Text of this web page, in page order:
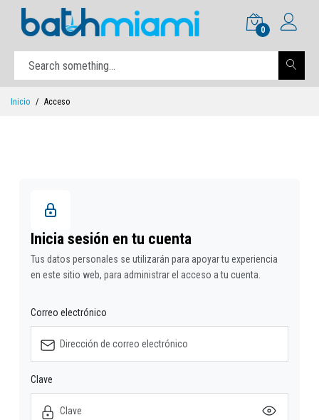
0
Inicio Acceso
Inicia sesión en tu cuenta
Tus datos personales se utilizarán para apoyar tu experiencia
en este sitio web, para administrar el acceso a tu cuenta.
Correo electrónico
Clave